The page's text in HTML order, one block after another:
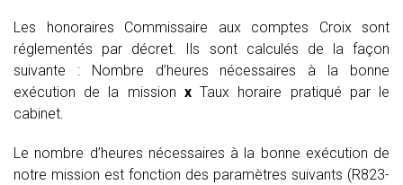
Les honoraires Commissaire aux comptes Croix sont
réglementés par décret. Ils sont calculés de la façon
suivante :
Nombre d’heures nécessaires à la bonne
exécution de la mission xTaux horaire pratiqué par le
cabinet.
Le nombre d’heures nécessaires à la bonne exécution de
notre mission est fonction des paramètres suivants (R823-